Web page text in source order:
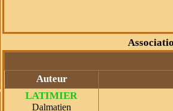
Auteur
LATIMIER
Dalmatien